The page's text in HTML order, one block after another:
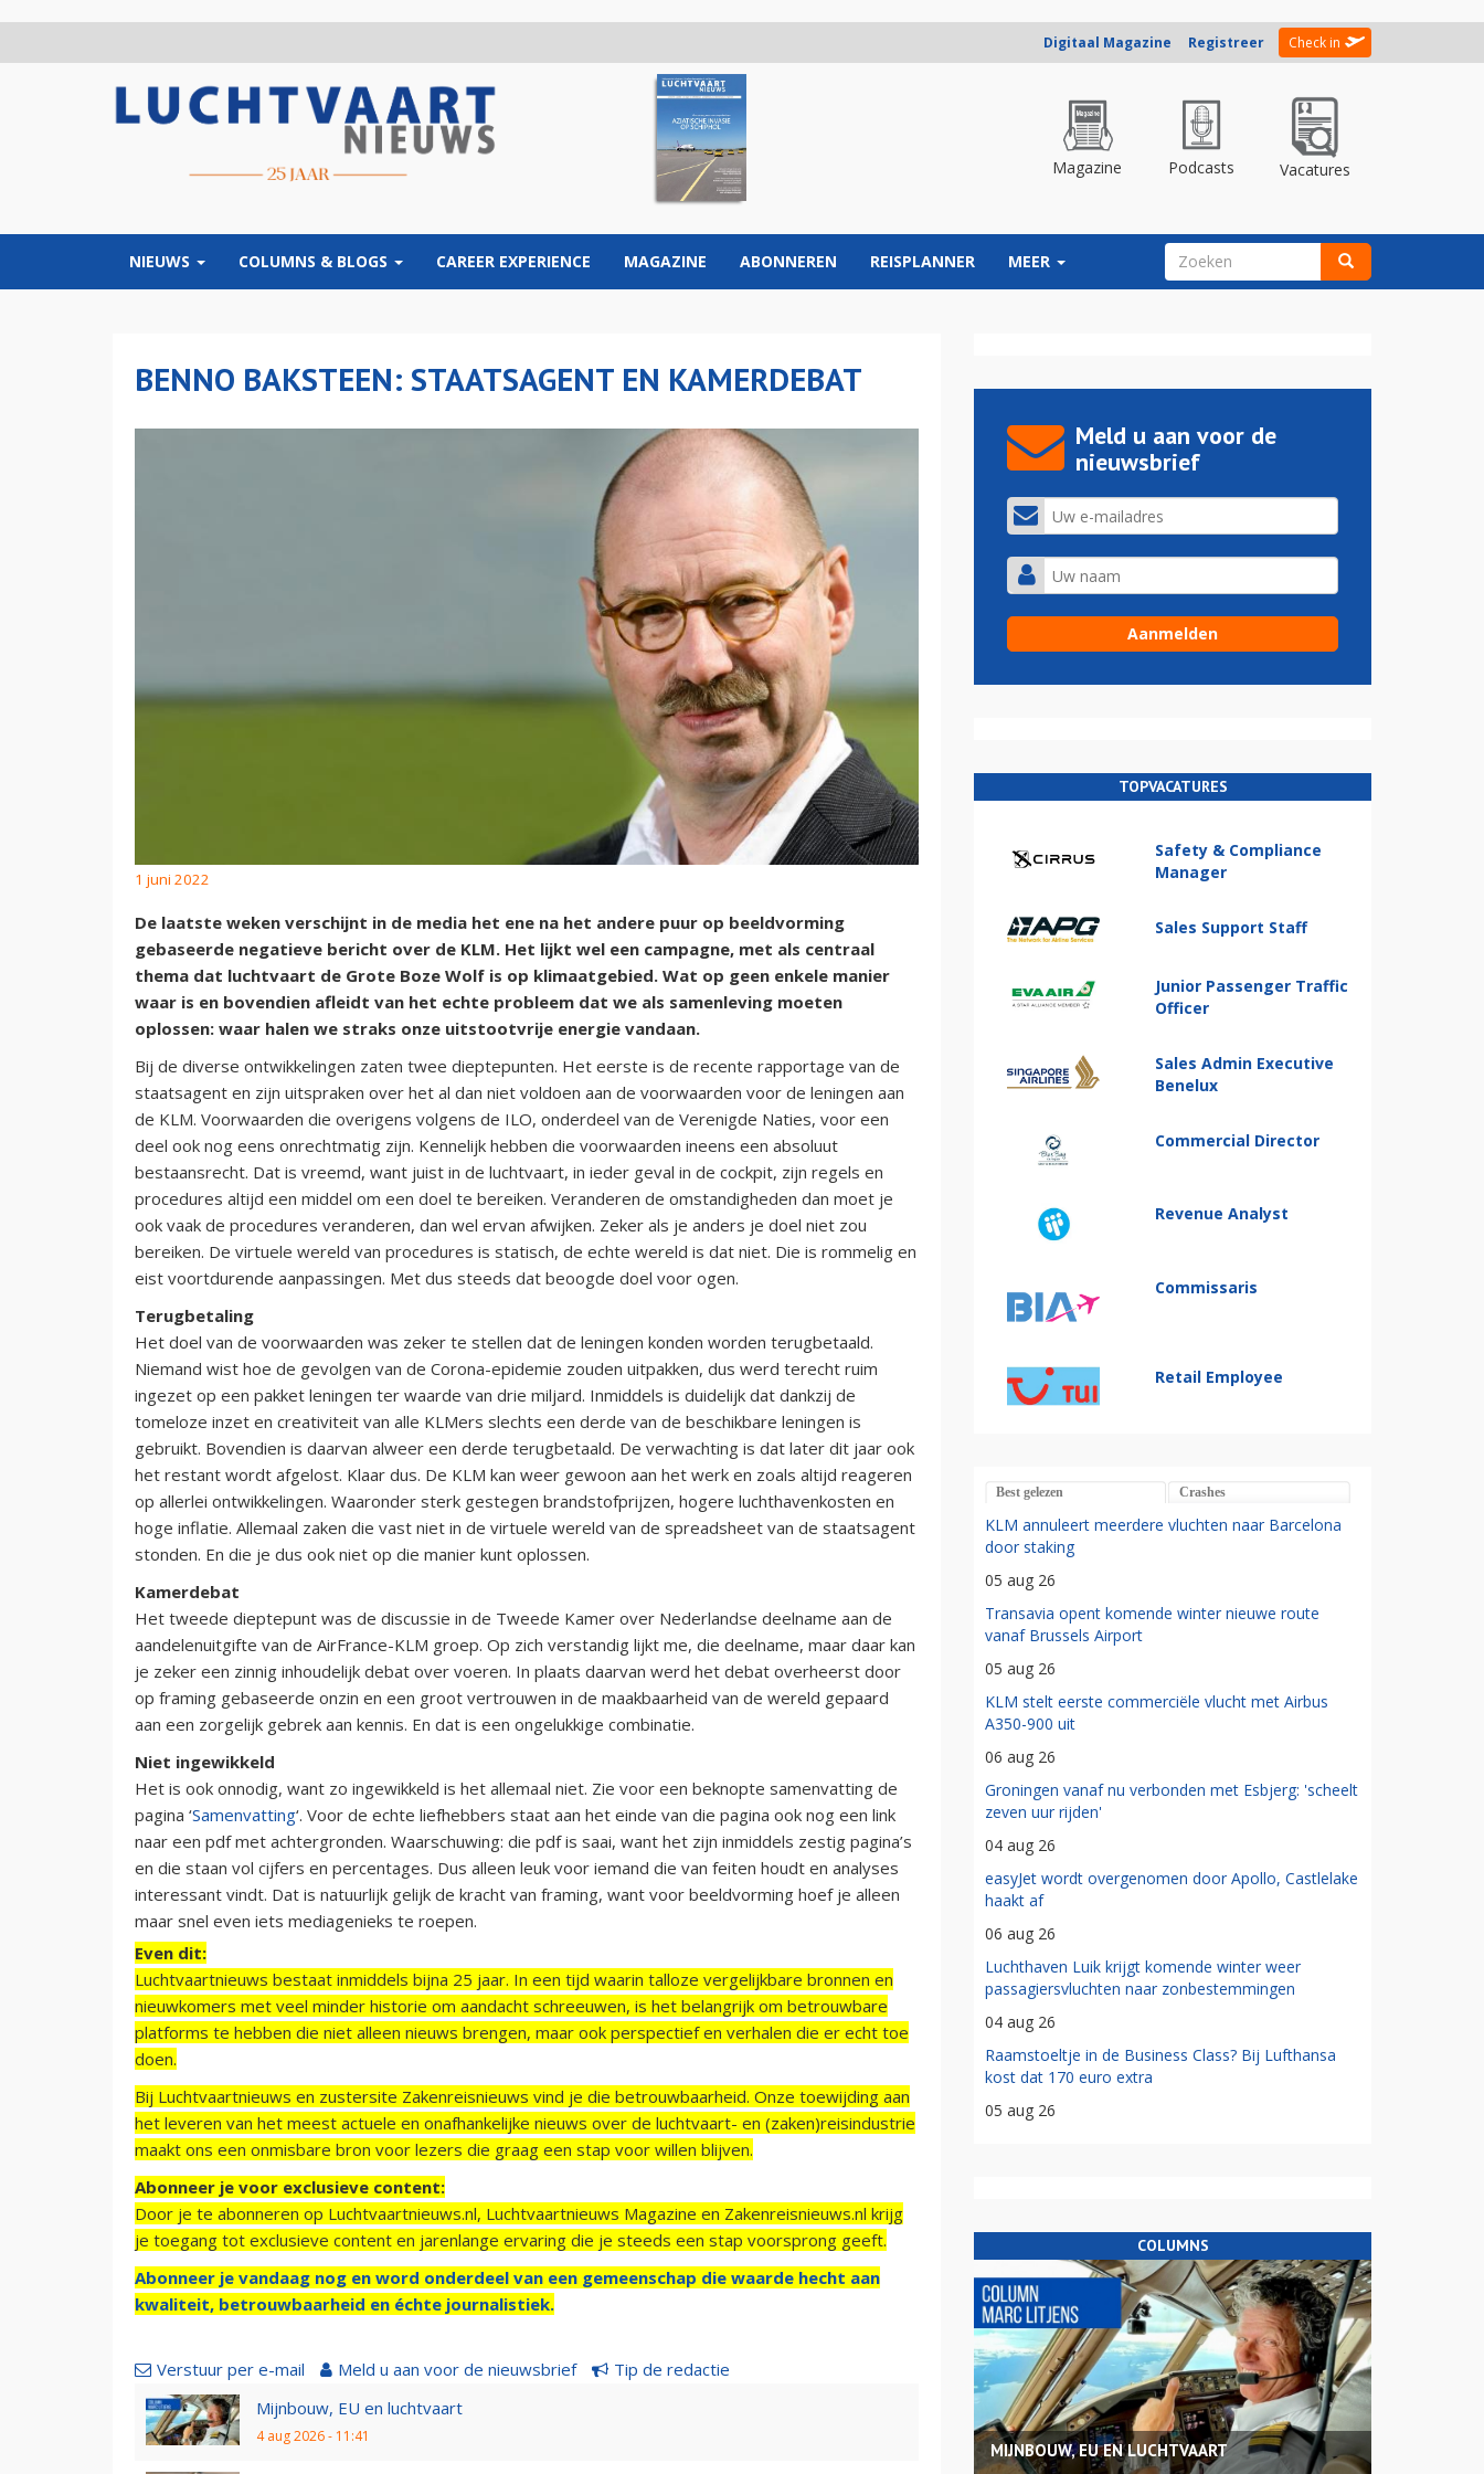
Digitaal Magazine Registreer Check in
Magazine Podcasts Vacatures
NIEUWS COLUMNS & BLOGS CAREER EXPERIENCE MAGAZINE ABONNEREN REISPLANNER MEER ZOEKVELD
BENNO BAKSTEEN: STAATSAGENT EN KAMERDEBAT
1 juni 2022
De laatste weken verschijnt in de media het ene na het andere puur op beeldvorming
gebaseerde negatieve bericht over de KLM. Het lijkt wel een campagne, met als centraal
thema dat luchtvaart de Grote Boze Wolf is op klimaatgebied. Wat op geen enkele manier
waar is en bovendien afleidt van het echte probleem dat we als samenleving moeten
oplossen: waar halen we straks onze uitstootvrije energie vandaan.
Bij de diverse ontwikkelingen zaten twee dieptepunten. Het eerste is de recente rapportage van de
staatsagent en zijn uitspraken over het al dan niet voldoen aan de voorwaarden voor de leningen aan
de KLM. Voorwaarden die overigens volgens de ILO, onderdeel van de Verenigde Naties, voor een
deel ook nog eens onrechtmatig zijn. Kennelijk hebben die voorwaarden ineens een absoluut
bestaansrecht. Dat is vreemd, want juist in de luchtvaart, in ieder geval in de cockpit, zijn regels en
procedures altijd een middel om een doel te bereiken. Veranderen de omstandigheden dan moet je
ook vaak de procedures veranderen, dan wel ervan afwijken. Zeker als je anders je doel niet zou
bereiken. De virtuele wereld van procedures is statisch, de echte wereld is dat niet. Die is rommelig en
eist voortdurende aanpassingen. Met dus steeds dat beoogde doel voor ogen.
Terugbetaling
Het doel van de voorwaarden was zeker te stellen dat de leningen konden worden terugbetaald.
Niemand wist hoe de gevolgen van de Corona-epidemie zouden uitpakken, dus werd terecht ruim
ingezet op een pakket leningen ter waarde van drie miljard. Inmiddels is duidelijk dat dankzij de
tomeloze inzet en creativiteit van alle KLMers slechts een derde van de beschikbare leningen is
gebruikt. Bovendien is daarvan alweer een derde terugbetaald. De verwachting is dat later dit jaar ook
het restant wordt afgelost. Klaar dus. De KLM kan weer gewoon aan het werk en zoals altijd reageren
op allerlei ontwikkelingen. Waaronder sterk gestegen brandstofprijzen, hogere luchthavenkosten en
hoge inflatie. Allemaal zaken die vast niet in de virtuele wereld van de spreadsheet van de staatsagent
stonden. En die je dus ook niet op die manier kunt oplossen.
Kamerdebat
Het tweede dieptepunt was de discussie in de Tweede Kamer over Nederlandse deelname aan de
aandelenuitgifte van de AirFrance-KLM groep. Op zich verstandig lijkt me, die deelname, maar daar kan
je zeker een zinnig inhoudelijk debat over voeren. In plaats daarvan werd het debat overheerst door
op framing gebaseerde onzin en een groot vertrouwen in de maakbaarheid van de wereld gepaard
aan een zorgelijk gebrek aan kennis. En dat is een ongelukkige combinatie.
Niet ingewikkeld
Het is ook onnodig, want zo ingewikkeld is het allemaal niet. Zie voor een beknopte samenvatting de
pagina ‘Samenvatting‘. Voor de echte liefhebbers staat aan het einde van die pagina ook nog een link
naar een pdf met achtergronden. Waarschuwing: die pdf is saai, want het zijn inmiddels zestig pagina’s
en die staan vol cijfers en percentages. Dus alleen leuk voor iemand die van feiten houdt en analyses
interessant vindt. Dat is natuurlijk gelijk de kracht van framing, want voor beeldvorming hoef je alleen
maar snel even iets mediagenieks te roepen.
Even dit:
Luchtvaartnieuws bestaat inmiddels bijna 25 jaar. In een tijd waarin talloze vergelijkbare bronnen en
nieuwkomers met veel minder historie om aandacht schreeuwen, is het belangrijk om betrouwbare
platforms te hebben die niet alleen nieuws brengen, maar ook perspectief en verhalen die er echt toe
doen.
Bij Luchtvaartnieuws en zustersite Zakenreisnieuws vind je die betrouwbaarheid. Onze toewijding aan
het leveren van het meest actuele en onafhankelijke nieuws over de luchtvaart- en (zaken)reisindustrie
maakt ons een onmisbare bron voor lezers die graag een stap voor willen blijven.
Abonneer je voor exclusieve content:
Door je te abonneren op Luchtvaartnieuws.nl, Luchtvaartnieuws Magazine en Zakenreisnieuws.nl krijg
je toegang tot exclusieve content en jarenlange ervaring die je steeds een stap voorsprong geeft.
Abonneer je vandaag nog en word onderdeel van een gemeenschap die waarde hecht aan
kwaliteit, betrouwbaarheid en échte journalistiek.
Verstuur per e-mail Meld u aan voor de nieuwsbrief
Tip de redactie
Mijnbouw, EU en luchtvaart
4 aug 2026 - 11:41
Meld u aan voor de
nieuwsbrief
TOPVACATURES
Safety & Compliance
Manager
Sales Support Staff
Junior Passenger Traffic
Officer
Sales Admin Executive
Benelux
Commercial Director
Revenue Analyst
Commissaris
Retail Employee
Best gelezen Crashes
KLM annuleert meerdere vluchten naar Barcelona
door staking
05 aug 26
Transavia opent komende winter nieuwe route
vanaf Brussels Airport
05 aug 26
KLM stelt eerste commerciële vlucht met Airbus
A350-900 uit
06 aug 26
Groningen vanaf nu verbonden met Esbjerg: 'scheelt
zeven uur rijden'
04 aug 26
easyJet wordt overgenomen door Apollo, Castlelake
haakt af
06 aug 26
Luchthaven Luik krijgt komende winter weer
passagiersvluchten naar zonbestemmingen
04 aug 26
Raamstoeltje in de Business Class? Bij Lufthansa
kost dat 170 euro extra
05 aug 26
COLUMNS
MIJNBOUW, EU EN LUCHTVAART